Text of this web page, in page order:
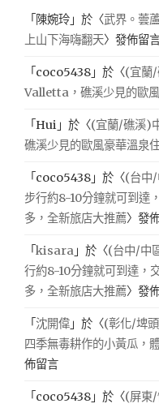
「 陳婉玲 」於〈武界。蕓
上山下海嗨翻天〉發佈留
「 coco5438 」於〈(宜蘭
Valletta，礁溪少見的歐
「 Hui 」於〈(宜蘭/礁溪)
礁溪少見的歐風豪華溫泉
「 coco5438 」於〈(台中/
步行約8-10分鐘就可到達
多，全新旅店大推薦〉發
「kisara 」於〈(台中/中
行約8-10分鐘就可到達，
多，全新旅店大推薦〉發
「沈開偉 」於〈(彰化/埤
四季無毒耕作的小黃瓜，
佈留言
「 coco5438 」於〈(屏東